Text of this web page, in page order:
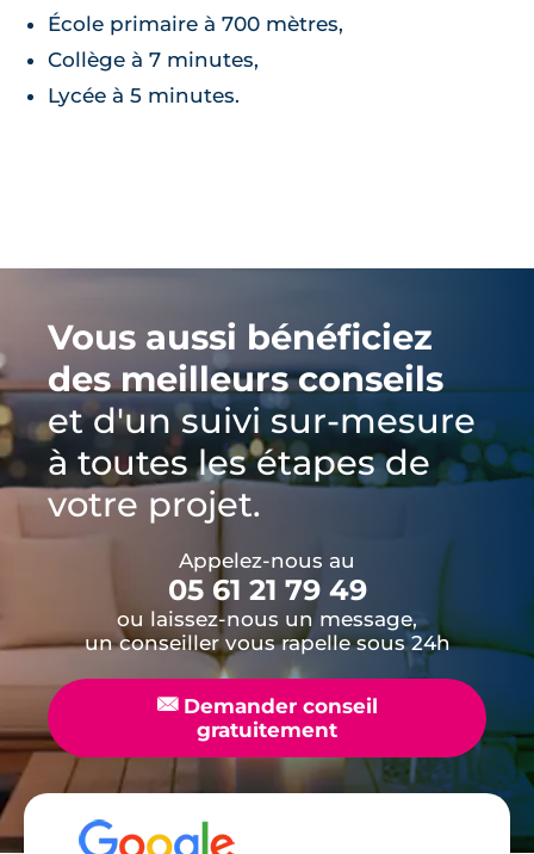
École primaire à 700 mètres,
Collège à 7 minutes,
Lycée à 5 minutes.
Vous aussi bénéficiez
des meilleurs conseils
et d'un suivi sur-mesure
à toutes les étapes de
votre projet.
Appelez-nous au
05 61 21 79 49
ou laissez-nous un message,
un conseiller vous rapelle sous 24h
📧Demander conseil
gratuitement